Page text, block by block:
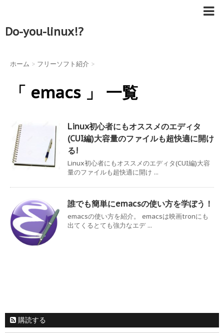
Do-you-linux!?
ホーム > フリーソフト紹介 >
「 emacs 」 一覧
Linux初心者にもオススメのエディタ
(CUI編)大容量のファイルも超快適に開け
る!
Linux初心者にもオススメのエディタ(CUI編)大容
量のファイルも超快適に開け ...
誰でも簡単にemacsの使い方を学ぼう！
emacsの使い方を紹介。 emacsは映画tronにも
出てくるとても強力なエデ ...
購読する